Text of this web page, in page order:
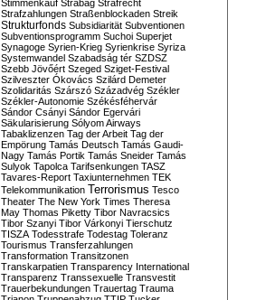
Stimmenkauf Strabag Strafrecht
Strafzahlungen Straßenblockaden Streik
Strukturfonds Subsidiarität Subventionen
Subventionsprogramm Suchoi Superjet
Synagoge Syrien-Krieg Syrienkrise Syriza
Systemwandel Szabadság tér SZDSZ
Szebb Jövőért Szeged Sziget-Festival
Szilveszter Ókovács Szilárd Demeter
Szolidaritás Szárszó Századvég Székler
Székler-Autonomie Székésféhervár
Sándor Csányi Sándor Egervári
Säkularisierung Sólyom Airways
Tabaklizenzen Tag der Arbeit Tag der
Empörung Tamás Deutsch Tamás Gaudi-
Nagy Tamás Portik Tamás Sneider Tamás
Sulyok Tapolca Tarifsenkungen TASZ
Tavares-Report Taxiunternehmen TEK
Telekommunikation Terrorismus Tesco
Theater The New York Times Theresa
May Thomas Piketty Tibor Navracsics
Tibor Szanyi Tibor Várkonyi Tierschutz
TISZA Todesstrafe Todestag Toleranz
Tourismus Transferzahlungen
Transformation Transitzonen
Transkarpatien Transparency International
Transparenz Transsexuelle Transvestit
Trauerbekundungen Trauertag Trauma